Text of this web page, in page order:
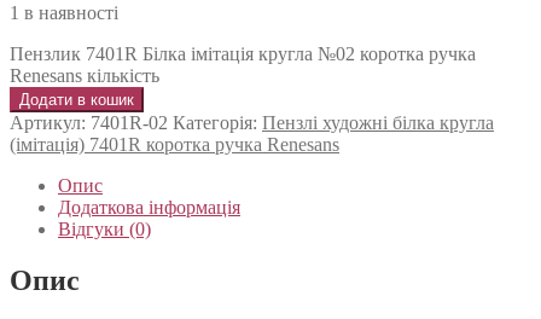
1 в наявності
Пензлик 7401R Білка імітація кругла №02 коротка ручка
Renesans кількість
Додати в кошик
Артикул: 7401R-02 Категорія: Пензлі художні білка кругла
(імітація) 7401R коротка ручка Renesans
Опис
Додаткова інформація
Відгуки (0)
Опис